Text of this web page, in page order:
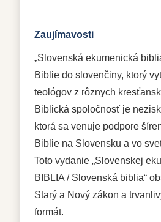
Zaujímavosti
„Slovenská ekumenická
Biblie do slovenčiny, ktorý
teológov z rôznych
Biblická spoločnosť je
ktorá sa venuje podpore
Biblie na Slovensku a vo
Toto vydanie „Slovenskej
BIBLIA / Slovenská biblia“
Starý a Nový zákon a
formát.